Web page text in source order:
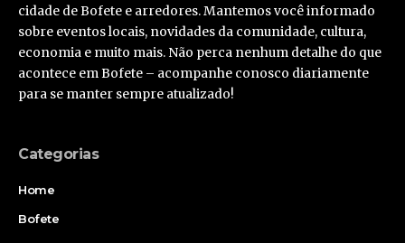
cidade de Bofete e arredores. Mantemos você informado
sobre eventos locais, novidades da comunidade, cultura,
economia e muito mais. Não perca nenhum detalhe do que
acontece em Bofete – acompanhe conosco diariamente
para se manter sempre atualizado!
Categorias
Home
Bofete